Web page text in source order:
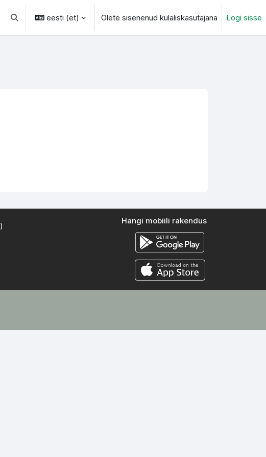
Lülitab otsingu sisendi
eesti ‎(et)‎ Olete sisenenud külaliskasutajana Logi sisse
)
Hangi mobiili rakendus